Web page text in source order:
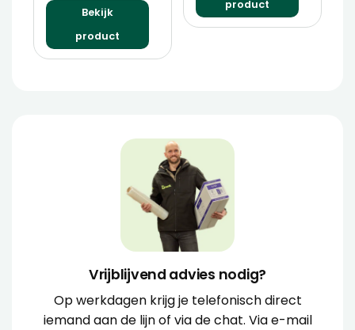
Bekijk
product
product
Vrijblijvend advies nodig?
Op werkdagen krijg je telefonisch direct
iemand aan de lijn of via de chat. Via e-mail